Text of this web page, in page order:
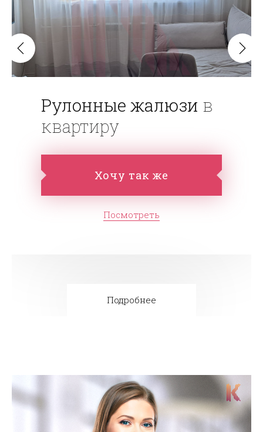
Рулонные жалюзи в
квартиру
Хочу так же
Посмотреть
Подробнее